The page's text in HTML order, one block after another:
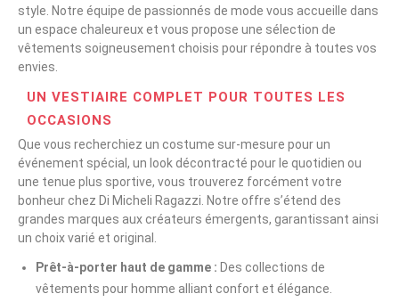
style. Notre équipe de passionnés de mode vous accueille dans
un espace chaleureux et vous propose une sélection de
vêtements soigneusement choisis pour répondre à toutes vos
envies.
UN VESTIAIRE COMPLET POUR TOUTES LES
OCCASIONS
Que vous recherchiez un costume sur-mesure pour un
événement spécial, un look décontracté pour le quotidien ou
une tenue plus sportive, vous trouverez forcément votre
bonheur chez Di Micheli Ragazzi. Notre offre s’étend des
grandes marques aux créateurs émergents, garantissant ainsi
un choix varié et original.
Prêt-à-porter haut de gamme : Des collections de
vêtements pour homme alliant confort et élégance.